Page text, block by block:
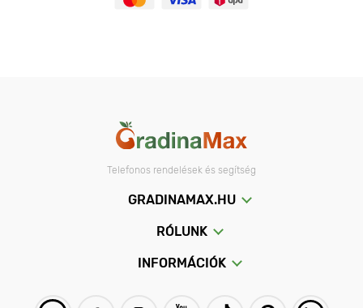
Telefonos rendelések és segítség
GRADINAMAX.HU
RÓLUNK
INFORMÁCIÓK